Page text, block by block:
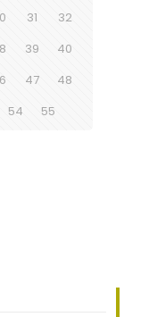
31
32
39
40
47
48
54 55